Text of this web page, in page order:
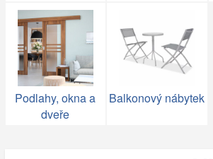
Podlahy, okna a
dveře
Balkonový nábytek